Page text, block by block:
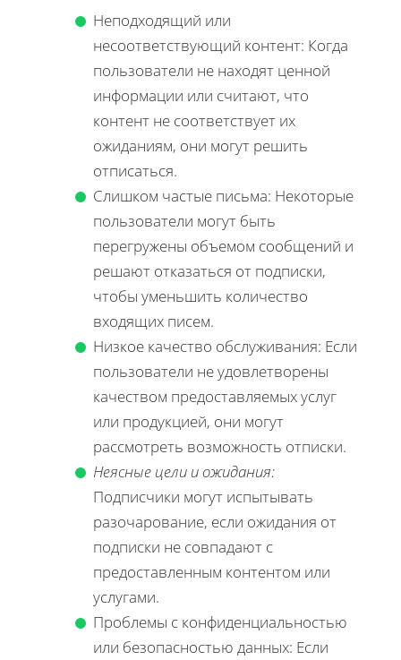
Неподходящий или
несоответствующий контент: Когда
пользователи не находят ценной
информации или считают, что
контент не соответствует их
ожиданиям, они могут решить
отписаться.
Слишком частые письма: Некоторые
пользователи могут быть
перегружены объемом сообщений и
решают отказаться от подписки,
чтобы уменьшить количество
входящих писем.
Низкое качество обслуживания: Если
пользователи не удовлетворены
качеством предоставляемых услуг
или продукцией, они могут
рассмотреть возможность отписки.
Неясные цели и ожидания:
Подписчики могут испытывать
разочарование, если ожидания от
подписки не совпадают с
предоставленным контентом или
услугами.
Проблемы с конфиденциальностью
или безопасностью данных: Если